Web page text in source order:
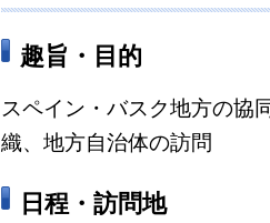
趣旨・目的
スペイン・バスク地方の協
織、地方自治体の訪問
日程・訪問地